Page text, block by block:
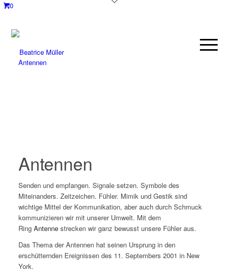
0
Antennen
Antennen
Senden und empfangen. Signale setzen. Symbole des
Miteinanders. Zeitzeichen. Fühler. Mimik und Gestik sind
wichtige Mittel der Kommunikation, aber auch durch Schmuck
kommunizieren wir mit unserer Umwelt. Mit dem
Ring Antennestrecken wir ganz bewusst unsere Fühler aus.
Das Thema der Antennen hat seinen Ursprung in den
erschütternden Ereignissen des 11. Septembers 2001 in New
York.